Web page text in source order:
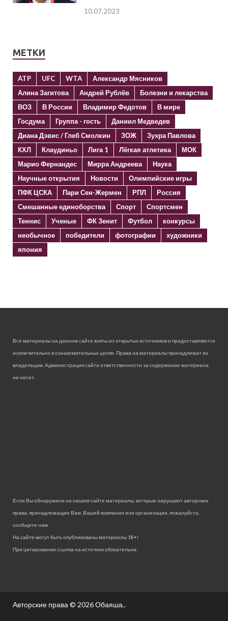
10.07.2023
МЕТКИ
ATP UFC WTA
Александр Мясников
Алина Загитова
Андрей Рублёв
Болезни и лекарства
ВОЗ
В России Владимир Федотов
В мире
Госдума
Группа - гость
Даниил Медведев
Диана Дэвис / Глеб Смолкин
ЗОЖ
Зухра Павлова
КХЛ
Клаудиньо Лига 1 Лёгкая атлетика
МОК
Марио Фернандес
Мирра Андреева
Наука
Научные открытия
Новости
Олимпийские игры
ПФК ЦСКА
Пари Сен-Жермен РПЛ
Россия
Смешанные единоборства
Спорт
Спортсмен
Теннис
Ученые ФК Зенит Футбол
конкурсы
необычное
победители фотографии
художники
япония
Все материалы на данном сайте взяты из открытых источников и предоставляются
исключительно в ознакомительных целях. Права на материалы принадлежат их
владельцам. Администрация сайта ответственности за содержание материала
не несет.
Если Вы обнаружили на нашем сайте материалы, которые нарушают авторские
права, принадлежащие Вам, Вашей компании или организации, пожалуйста,
сообщите нам.
На сайте могут быть опубликованы материалы 18+!
При цитировании ссылка на источник обязательна.
Авторские права © 2026Обаяша..